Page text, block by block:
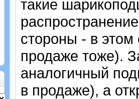
такие
стороны - в этом
продаже тоже).
аналогичный
в продаже), а